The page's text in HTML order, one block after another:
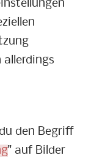
den Begriff
" auf Bilder